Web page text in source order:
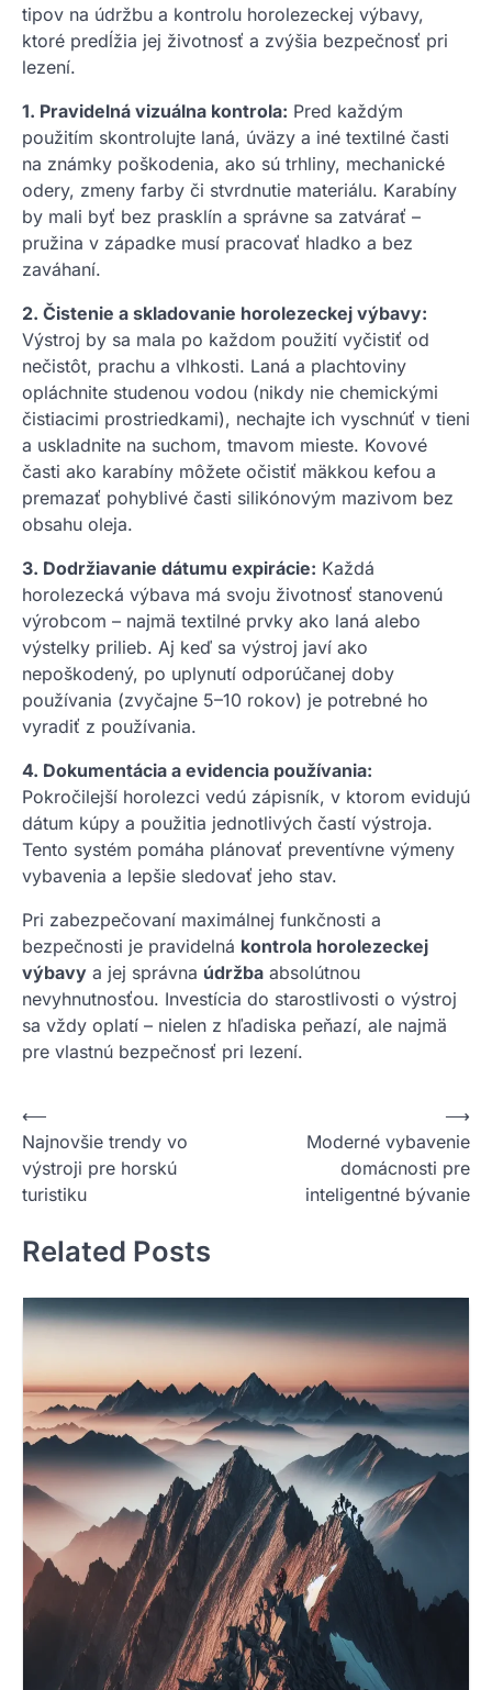
tipov na údržbu a kontrolu horolezeckej výbavy,
ktoré predĺžia jej životnosť a zvýšia bezpečnosť pri
lezení.
1. Pravidelná vizuálna kontrola: Pred každým
použitím skontrolujte laná, úväzy a iné textilné časti
na známky poškodenia, ako sú trhliny, mechanické
odery, zmeny farby či stvrdnutie materiálu. Karabíny
by mali byť bez prasklín a správne sa zatvárať –
pružina v západke musí pracovať hladko a bez
zaváhaní.
2. Čistenie a skladovanie horolezeckej výbavy:
Výstroj by sa mala po každom použití vyčistiť od
nečistôt, prachu a vlhkosti. Laná a plachtoviny
opláchnite studenou vodou (nikdy nie chemickými
čistiacimi prostriedkami), nechajte ich vyschnúť v tieni
a uskladnite na suchom, tmavom mieste. Kovové
časti ako karabíny môžete očistiť mäkkou kefou a
premazať pohyblivé časti silikónovým mazivom bez
obsahu oleja.
3. Dodržiavanie dátumu expirácie: Každá
horolezecká výbava má svoju životnosť stanovenú
výrobcom – najmä textilné prvky ako laná alebo
výstelky prilieb. Aj keď sa výstroj javí ako
nepoškodený, po uplynutí odporúčanej doby
používania (zvyčajne 5–10 rokov) je potrebné ho
vyradiť z používania.
4. Dokumentácia a evidencia používania:
Pokročilejší horolezci vedú zápisník, v ktorom evidujú
dátum kúpy a použitia jednotlivých častí výstroja.
Tento systém pomáha plánovať preventívne výmeny
vybavenia a lepšie sledovať jeho stav.
Pri zabezpečovaní maximálnej funkčnosti a
bezpečnosti je pravidelná kontrola horolezeckej
výbavy a jej správna údržba absolútnou
nevyhnutnosťou. Investícia do starostlivosti o výstroj
sa vždy oplatí – nielen z hľadiska peňazí, ale najmä
pre vlastnú bezpečnosť pri lezení.
Nawigacja
wpisu
⟵
Najnovšie trendy vo
výstroji pre horskú
turistiku
Moderné vybavenie
domácnosti pre
inteligentné bývanie
⟶
Related Posts